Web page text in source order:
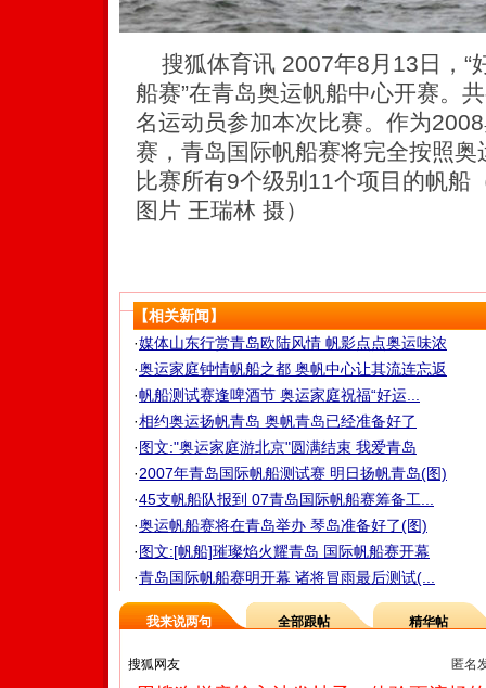
搜狐体育讯 2007年8月13日，“
船赛”在青岛奥运帆船中心开赛。
名运动员参加本次比赛。作为
赛，青岛国际帆船赛将完全按照
比赛所有9个级别11个项目的帆船
图片 王瑞林 摄）
【相关新闻】
·媒体山东行赏青岛欧陆风情 帆影点点奥运味浓
·奥运家庭钟情帆船之都 奥帆中心让其流连忘返
·帆船测试赛逢啤酒节 奥运家庭祝福“好运...
·相约奥运扬帆青岛 奥帆青岛已经准备好了
·图文:"奥运家庭游北京"圆满结束 我爱青岛
·2007年青岛国际帆船测试赛 明日扬帆青岛(图)
·45支帆船队报到 07青岛国际帆船赛筹备工...
·奥运帆船赛将在青岛举办 琴岛准备好了(图)
·图文:[帆船]璀璨焰火耀青岛 国际帆船赛开幕
·青岛国际帆船赛明开幕 诸将冒雨最后测试(...
我来说两句 全部跟帖 精华帖
匿名